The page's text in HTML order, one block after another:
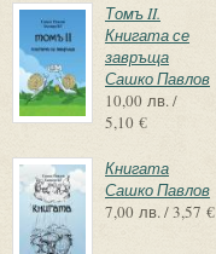
Томъ II.
Книгата се
завръща
Сашко Павлов
10,00 лв. /
5,10 €
Книгата
Сашко Павлов
7,00 лв. / 3,57 €